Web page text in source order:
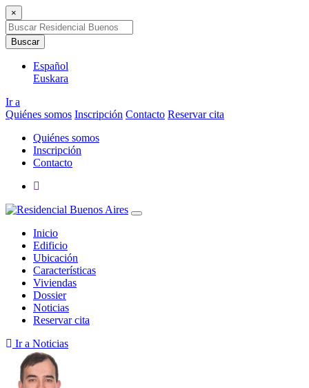
×
Buscar
Español
Euskara
Ir a
Quiénes somos Inscripción Contacto Reservar cita
Quiénes somos
Inscripción
Contacto
Inicio
Edificio
Ubicación
Características
Viviendas
Dossier
Noticias
Reservar cita
Ir a Noticias